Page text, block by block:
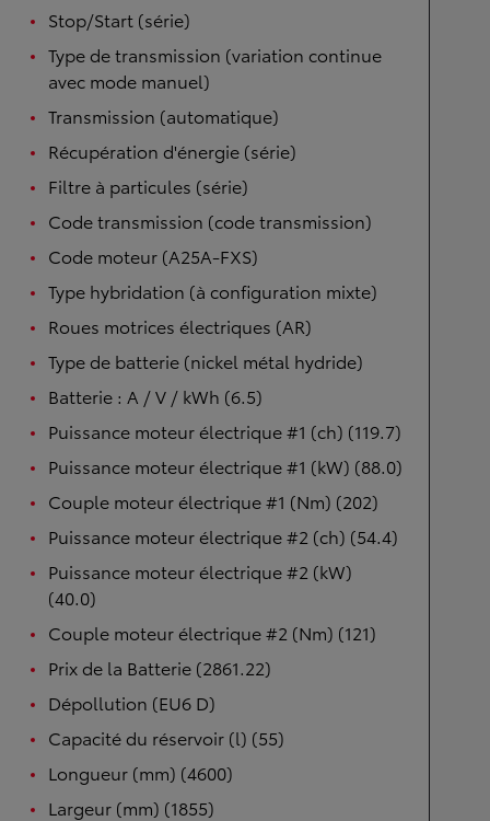
Stop/Start (série)
Type de transmission (variation continue
avec mode manuel)
Transmission (automatique)
Récupération d'énergie (série)
Filtre à particules (série)
Code transmission (code transmission)
Code moteur (A25A-FXS)
Type hybridation (à configuration mixte)
Roues motrices électriques (AR)
Type de batterie (nickel métal hydride)
Batterie : A / V / kWh (6.5)
Puissance moteur électrique #1 (ch) (119.7)
Puissance moteur électrique #1 (kW) (88.0)
Couple moteur électrique #1 (Nm) (202)
Puissance moteur électrique #2 (ch) (54.4)
Puissance moteur électrique #2 (kW)
(40.0)
Couple moteur électrique #2 (Nm) (121)
Prix de la Batterie (2861.22)
Dépollution (EU6 D)
Capacité du réservoir (l) (55)
Longueur (mm) (4600)
Largeur (mm) (1855)